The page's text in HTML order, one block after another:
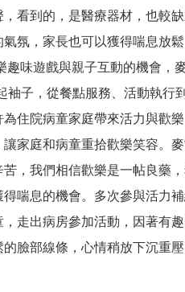
看到的，是醫療器材，也較
氛，家長也可以獲得喘息放
味遊戲與親子互動的機會，
子，從餐點服務、活動執行
住院病童家庭帶來活力與歡
家庭和病童重拾歡樂笑容。
，我們相信歡樂是一帖良藥
喘息的機會。多次參與活力
走出病房參加活動，因著有趣
臉部線條，心情稍放下沉重